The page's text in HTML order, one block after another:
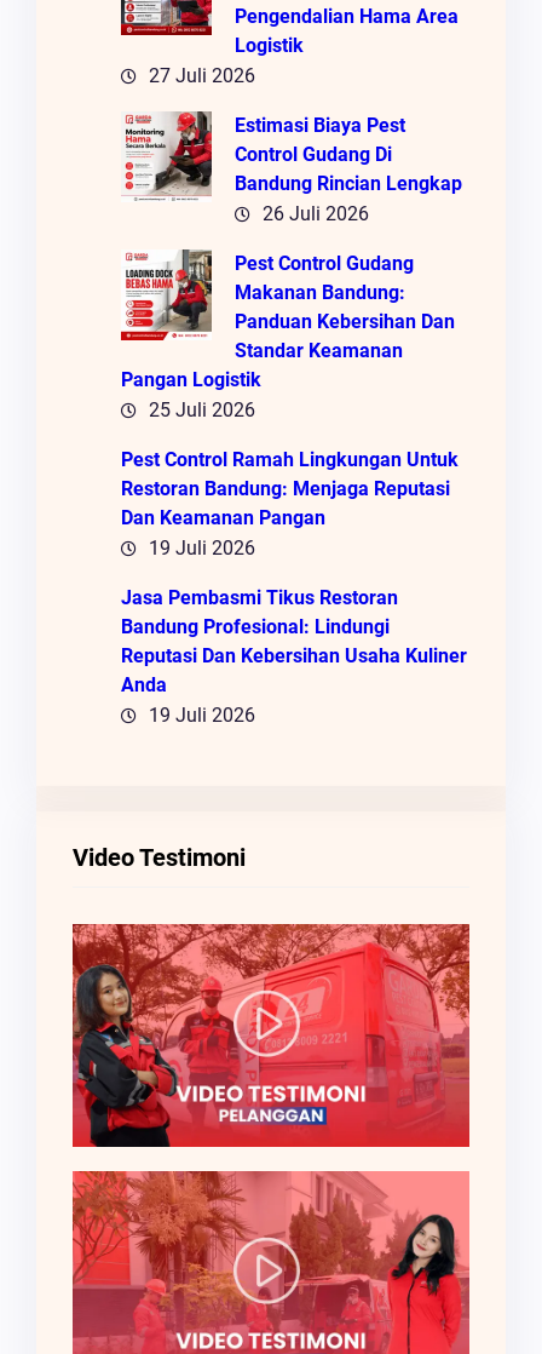
Pengendalian Hama Area
Logistik
27 Juli 2026
Estimasi Biaya Pest
Control Gudang Di
Bandung Rincian Lengkap
26 Juli 2026
Pest Control Gudang
Makanan Bandung:
Panduan Kebersihan Dan
Standar Keamanan
Pangan Logistik
25 Juli 2026
Pest Control Ramah Lingkungan Untuk
Restoran Bandung: Menjaga Reputasi
Dan Keamanan Pangan
19 Juli 2026
Jasa Pembasmi Tikus Restoran
Bandung Profesional: Lindungi
Reputasi Dan Kebersihan Usaha Kuliner
Anda
19 Juli 2026
Video Testimoni